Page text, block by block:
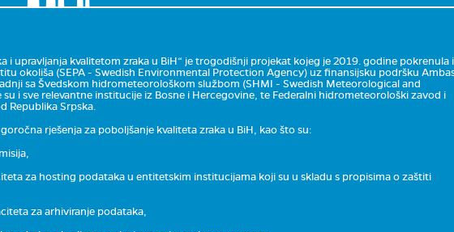
i upravljanja kvalitetom zraka u BiH“ je trogodišnji projekat kojeg je 2019. godine pokrenula i
okoliša (SEPA - Swedish Environmental Protection Agency) uz finansijsku podršku
sa Švedskom hidrometeorološkom službom (SHMI - Swedish Meteorological and
i sve relevantne institucije iz Bosne i Hercegovine, te Federalni hidrometeorološki zavod i
Republika Srpska.
rješenja za poboljšanje kvaliteta zraka u BiH, kao što su:
za hosting podataka u entitetskim institucijama koji su u skladu s propisima o zaštiti
za arhiviranje podataka,